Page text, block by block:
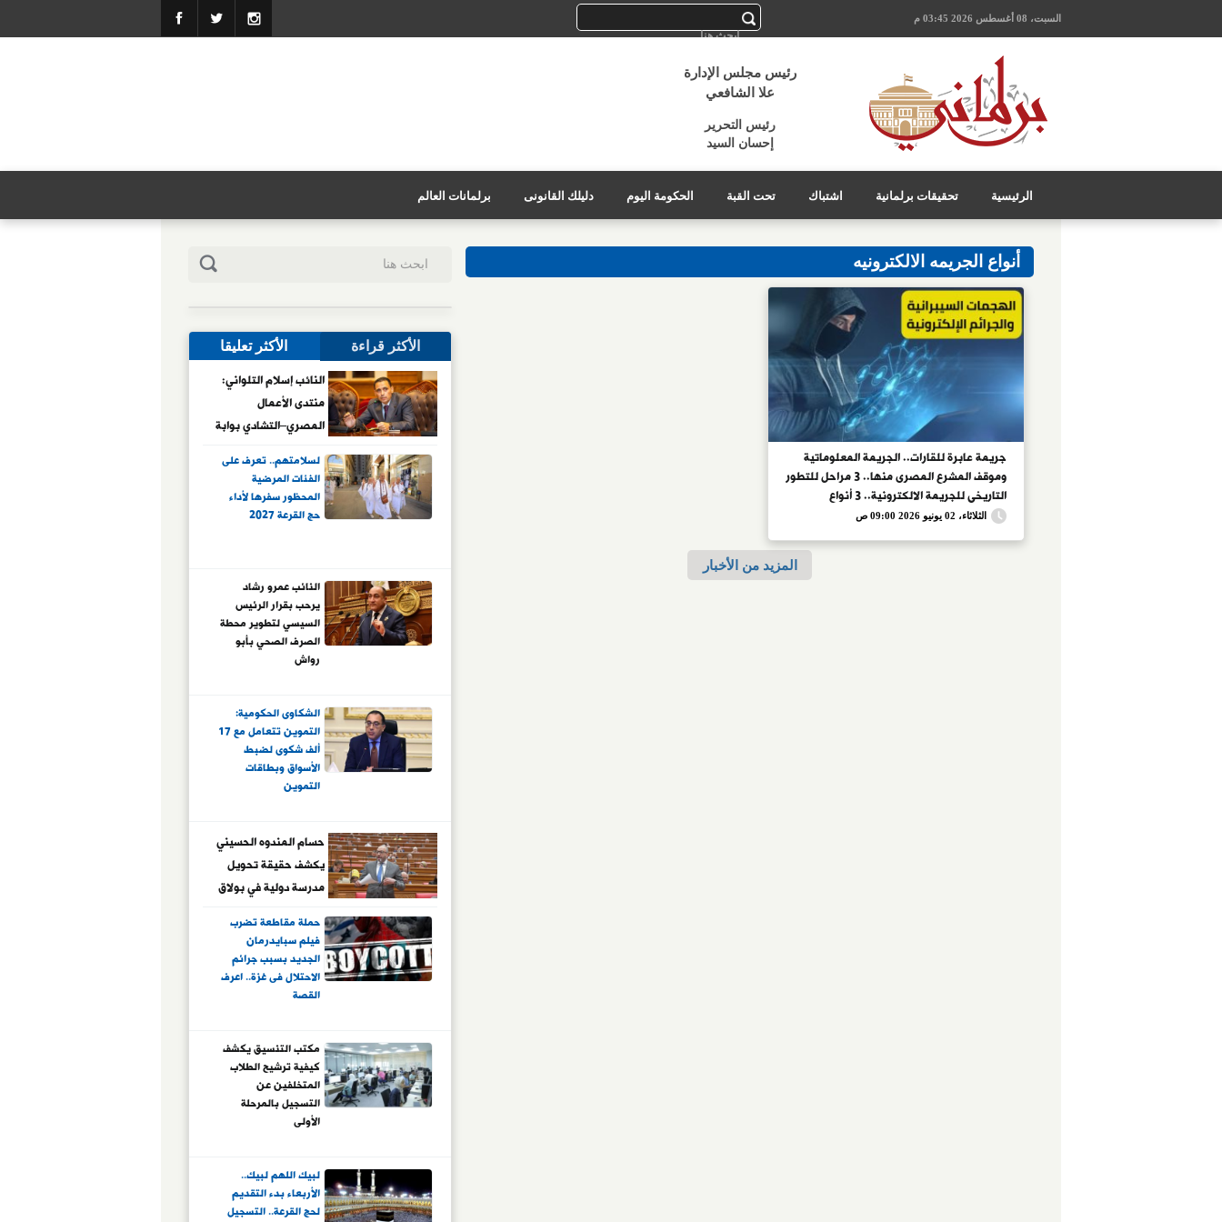
السبت، 08 أغسطس 2026 03:45 م
رئيس مجلس الإدارة
علا الشافعي
رئيس التحرير
إحسان السيد
الرئيسية تحقيقات برلمانية اشتباك تحت القبة الحكومة اليوم دليلك القانونى برلمانات العالم
أنواع الجريمه الالكترونيه
جريمة عابرة للقارات.. الجريمة المعلوماتية
وموقف المشرع المصرى منها.. 3 مراحل للتطور
التاريخى للجريمة الالكترونية.. 3 أنواع
الثلاثاء، 02 يونيو 2026 09:00 ص
المزيد من الأخبار
الأكثر قراءة الأكثر تعليقا
النائب إسلام التلواني:
منتدى الأعمال
المصري–التشادي بوابة
في أفريقيا
لسلامتهم.. تعرف على
الفئات المرضية
المحظور سفرها لأداء
حج القرعة 2027
النائب عمرو رشاد
يرحب بقرار الرئيس
السيسي لتطوير محطة
الصرف الصحي بأبو
رواش
الشكاوى الحكومية:
التموين تتعامل مع 17
ألف شكوى لضبط
الأسواق وبطاقات
التموين
حسام المندوه الحسيني
يكشف حقيقة تحويل
مدرسة دولية في بولاق
حملة مقاطعة تضرب
فيلم سبايدرمان
الجديد بسبب جرائم
الاحتلال فى غزة.. اعرف
القصة
مكتب التنسيق يكشف
كيفية ترشيح الطلاب
المتخلفين عن
التسجيل بالمرحلة
الأولى
لبيك اللهم لبيك..
الأربعاء بدء التقديم
لحج القرعة.. التسجيل